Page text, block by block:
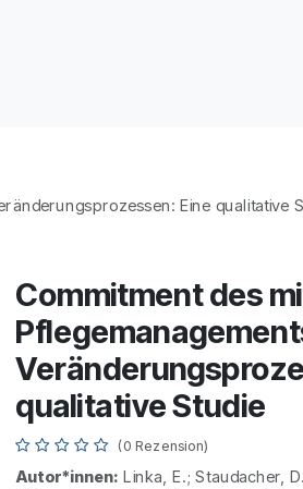
Eine qualitative
Commitment des
qualitative Studie
(0 Rezension)
Autor*innen: Linka, E.; Staudacher,